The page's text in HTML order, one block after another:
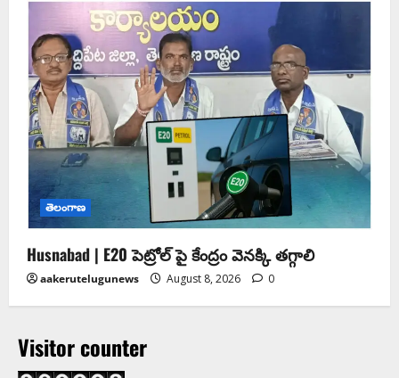
తెలంగాణ
Husnabad | E20 పెట్రోల్ పై కేంద్రం వెనక్కి తగ్గాలి
aakerutelugunews August 8, 2026 0
Visitor counter